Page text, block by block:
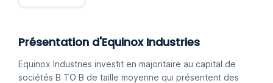
Présentation d'Equinox Industries
Equinox Industries investit en majoritaire au capital de
sociétés B TO B de taille moyenne qui présentent des